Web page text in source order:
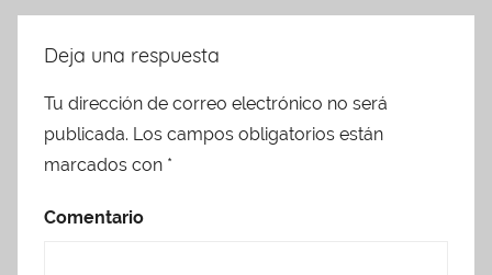
Deja una respuesta
Tu dirección de correo electrónico no será
publicada. Los campos obligatorios están
marcados con *
Comentario